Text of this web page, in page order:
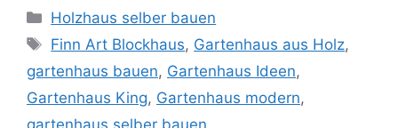
Kategorien
Holzhaus selber bauen
Schlagwörter
Finn Art Blockhaus, Gartenhaus aus Holz,
gartenhaus bauen, Gartenhaus Ideen,
Gartenhaus King, Gartenhaus modern,
gartenhaus selber bauen